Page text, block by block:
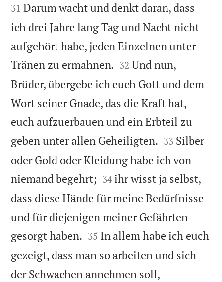
31 Darum wacht und denkt daran, dass
ich drei Jahre lang Tag und Nacht nicht
aufgehört habe, jeden Einzelnen unter
Tränen zu ermahnen. 

32 Und nun,
Brüder, übergebe ich euch Gott und dem
Wort seiner Gnade, das die Kraft hat,
euch aufzuerbauen und ein Erbteil zu
geben unter allen Geheiligten. 

33 Silber
oder Gold oder Kleidung habe ich von
niemand begehrt; 

34 ihr wisst ja selbst,
dass diese Hände für meine Bedürfnisse
und für diejenigen meiner Gefährten
gesorgt haben. 

35 In allem habe ich euch
gezeigt, dass man so arbeiten und sich
der Schwachen annehmen soll,